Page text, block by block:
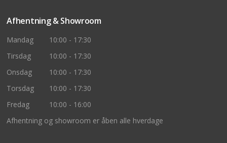
Afhentning & Showroom
Mandag
10:00 - 17:30
Tirsdag
10:00 - 17:30
Onsdag
10:00 - 17:30
Torsdag
10:00 - 17:30
Fredag
10:00 - 16:00
Afhentning og showroom er åben alle hverdage